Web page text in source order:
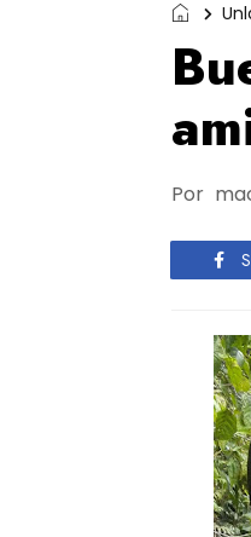
Por